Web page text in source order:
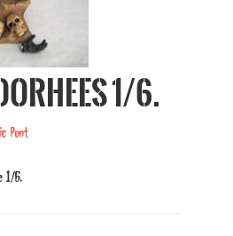
1/6.
Pont
1/6.